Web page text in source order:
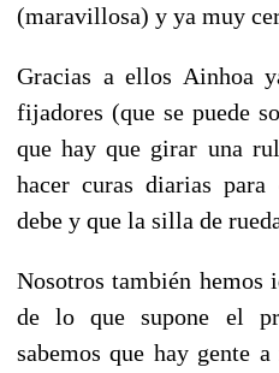
(maravillosa) y ya muy
Gracias a ellos Ainhoa
fijadores (que se puede
que hay que girar una
hacer curas diarias
debe y que la silla de
Nosotros también hemos
de lo que supone el
sabemos que hay gente